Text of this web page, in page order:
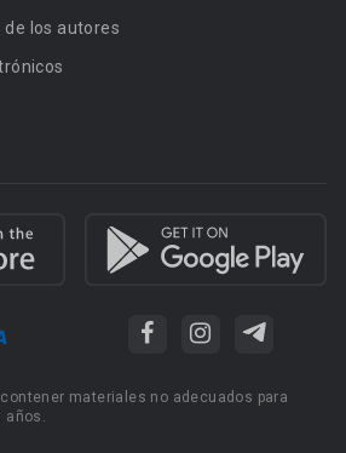
los autores
materiales no adecuados para